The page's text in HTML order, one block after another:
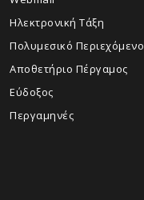
Ηλεκτρονική Τάξη
Πολυμεσικό Περιεχόμενο
Αποθετήριο Πέργαμος
Εύδοξος
Περγαμηνές